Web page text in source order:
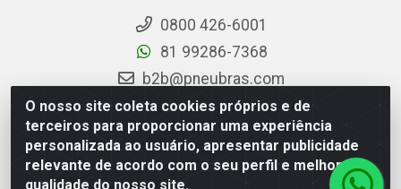
O nosso site coleta cookies próprios e de
terceiros para proporcionar uma experiência
personalizada ao usuário, apresentar publicidade
relevante de acordo com o seu perfil e melhorar a
qualidade do nosso site.
0800 426-6001
81 99286-7368
b2b@pneubras.com
sac@pneubras.com.br
Instagram
Facebook